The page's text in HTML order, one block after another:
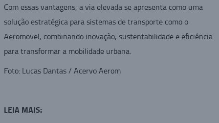
Com essas vantagens, a via elevada se apresenta como uma
solução estratégica para sistemas de transporte como o
Aeromovel, combinando inovação, sustentabilidade e eficiência
para transformar a mobilidade urbana.
Foto: Lucas Dantas / Acervo Aerom
LEIA MAIS: